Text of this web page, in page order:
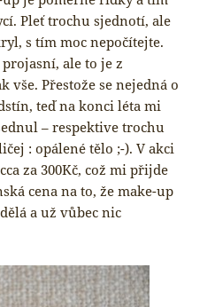
Pleť trochu sjednotí, ale
s tím moc nepočítejte.
ale to je z
vše. Přestože se nejedná o
teď na konci léta mi
– respektive trochu
: opálené tělo ;-). V akci
za 300Kč, což mi přijde
cena na to, že make-up
a už vůbec nic